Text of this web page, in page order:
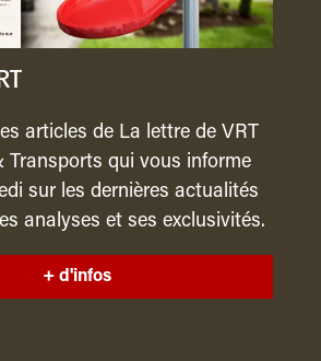
articles de La lettre de VRT
Transports qui vous informe
sur les dernières actualités
analyses et ses exclusivités.
+ d'infos